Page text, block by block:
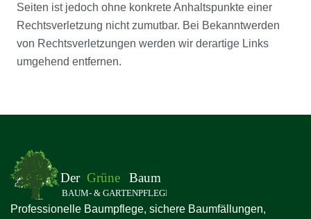
Seiten ist jedoch ohne konkrete Anhaltspunkte einer
Rechtsverletzung nicht zumutbar. Bei Bekanntwerden
von Rechtsverletzungen werden wir derartige Links
umgehend entfernen.
Professionelle Baumpflege, sichere Baumfällungen,